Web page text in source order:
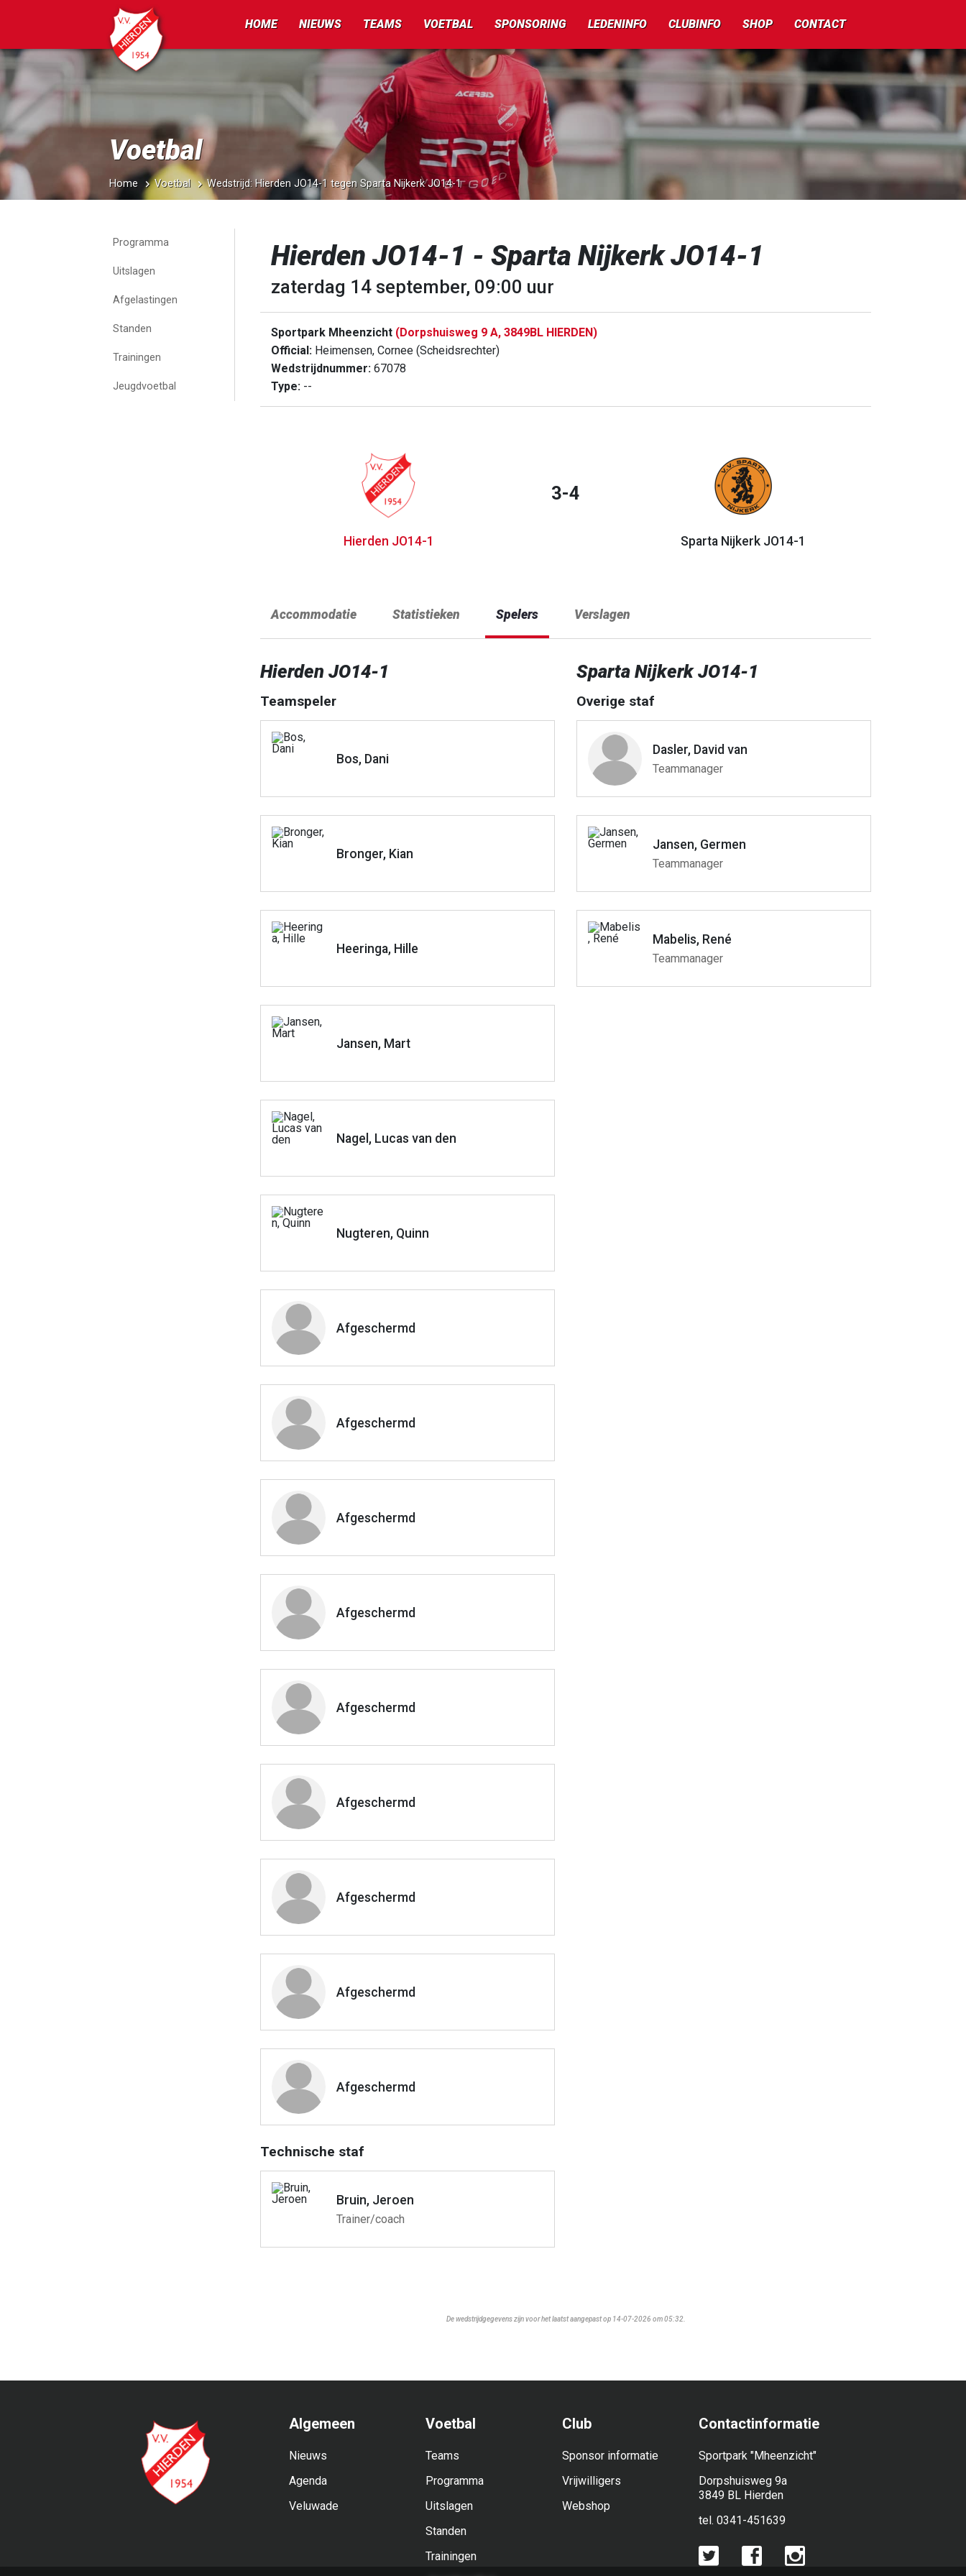
HOME NIEUWS TEAMS VOETBAL SPONSORING LEDENINFO CLUBINFO SHOP CONTACT
Voetbal
Home Voetbal Wedstrijd: Hierden JO14-1 tegen Sparta Nijkerk JO14-1
Programma
Uitslagen
Afgelastingen
Standen
Trainingen
Jeugdvoetbal
Hierden JO14-1 - Sparta Nijkerk JO14-1
zaterdag 14 september, 09:00 uur
Sportpark Mheenzicht (Dorpshuisweg 9 A, 3849BL HIERDEN)
Official: Heimensen, Cornee (Scheidsrechter)
Wedstrijdnummer: 67078
Type: --
Hierden JO14-1
3-4
Sparta Nijkerk JO14-1
Accommodatie Statistieken Spelers Verslagen
Hierden JO14-1
Teamspeler
Bos, Dani
Bronger, Kian
Heeringa, Hille
Jansen, Mart
Nagel, Lucas van den
Nugteren, Quinn
Afgeschermd
Afgeschermd
Afgeschermd
Afgeschermd
Afgeschermd
Afgeschermd
Afgeschermd
Afgeschermd
Afgeschermd
Technische staf
Bruin, Jeroen
Trainer/coach
Sparta Nijkerk JO14-1
Overige staf
Dasler, David van
Teammanager
Jansen, Germen
Teammanager
Mabelis, René
Teammanager
De wedstrijdgegevens zijn voor het laatst aangepast op 14-07-2026 om 05:32.
Algemeen
Nieuws
Agenda
Veluwade
Voetbal
Teams
Programma
Uitslagen
Standen
Trainingen
Club
Sponsor informatie
Vrijwilligers
Webshop
Contactinformatie
Sportpark "Mheenzicht"
Dorpshuisweg 9a
3849 BL Hierden
tel. 0341-451639